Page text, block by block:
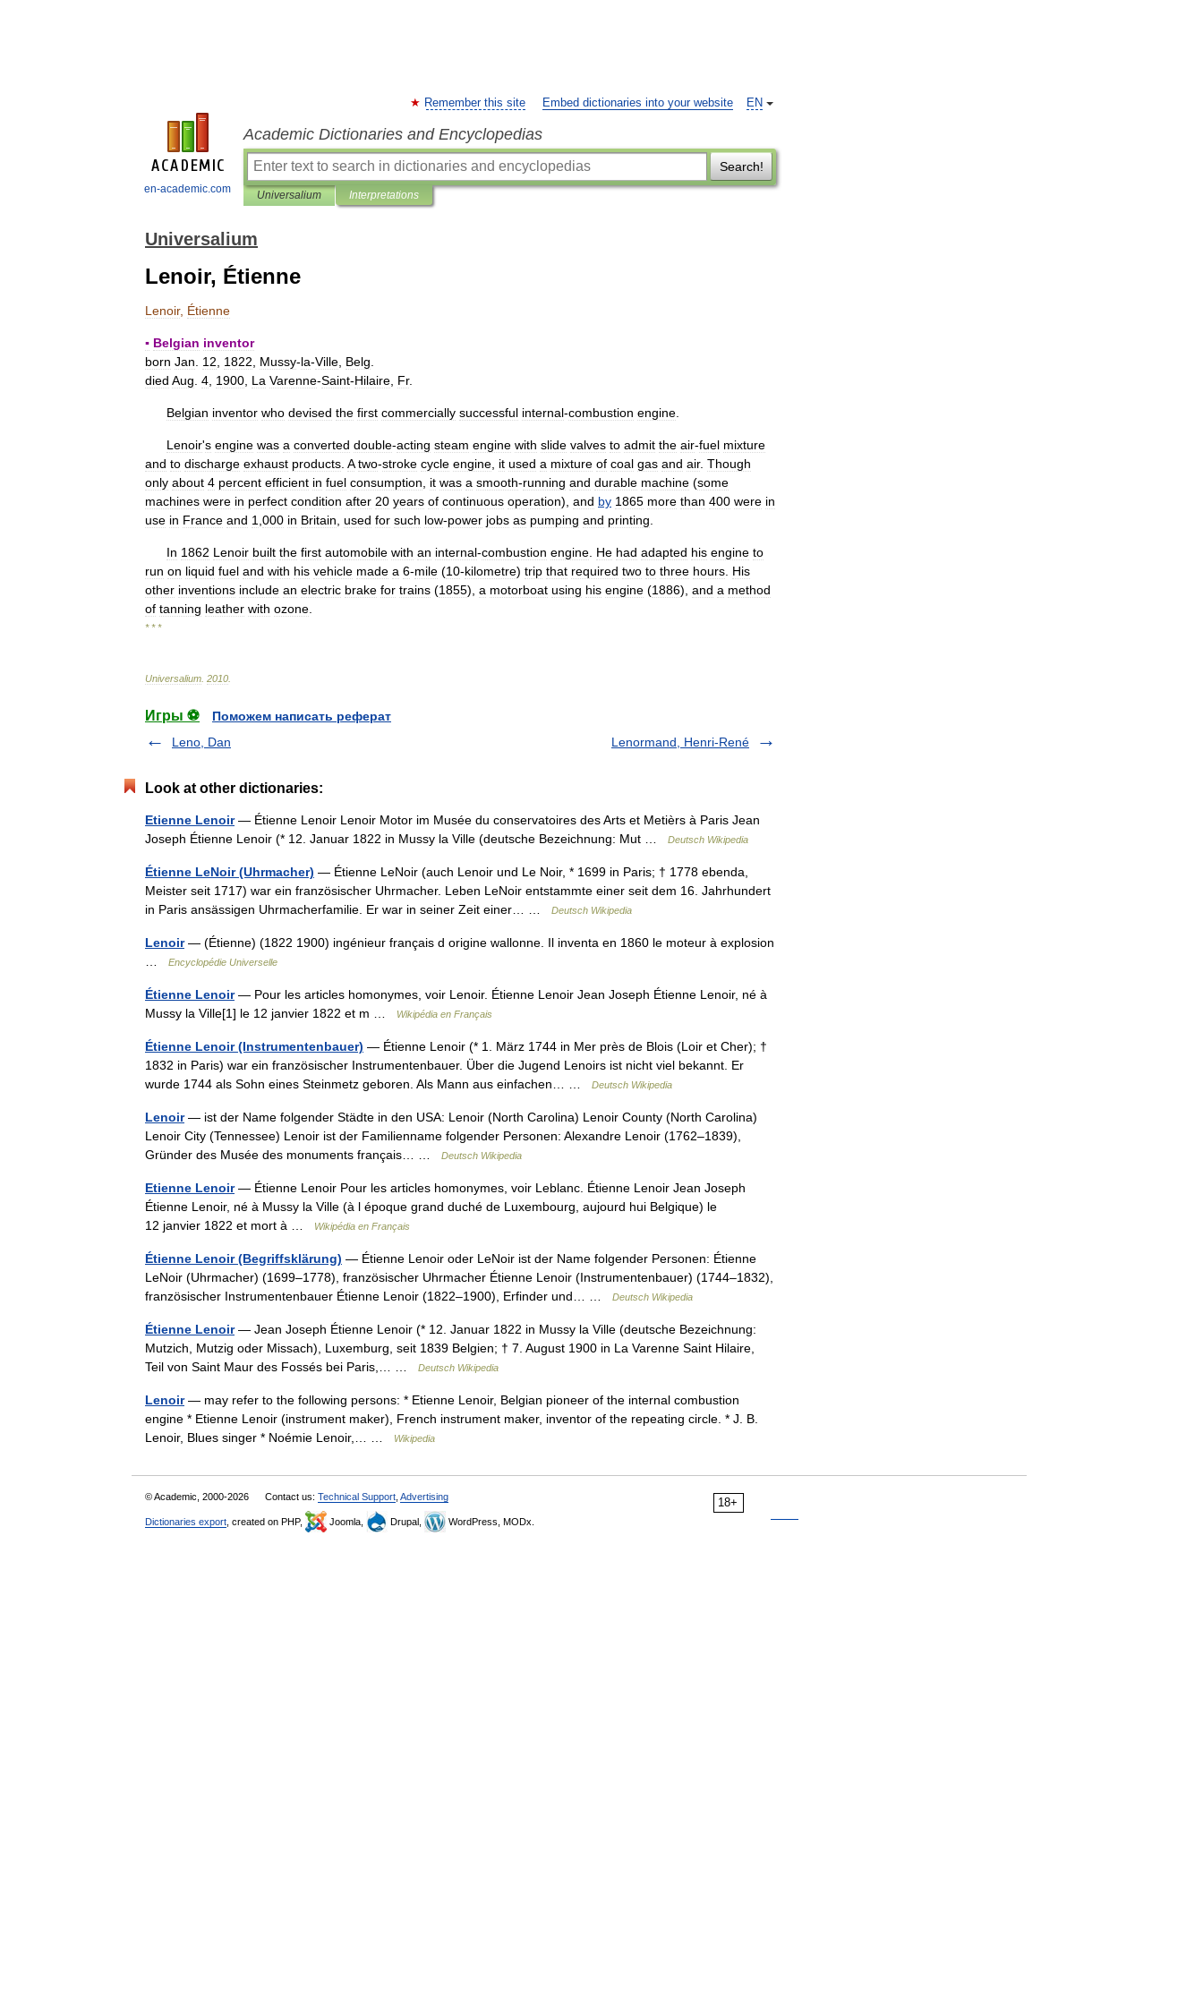
en-academic.com
EN
Remember this site Embed dictionaries into your website
Academic Dictionaries and Encyclopedias
Search!
Universalium Interpretations
Universalium
Lenoir, Étienne
Lenoir, Étienne
▪ Belgian inventor
born Jan 12 1822 Mussy-la-Ville Belg
died Aug 4 1900 La Varenne-Saint-Hilaire Fr.
Belgian inventor who devised the first commercially successful internal-combustion engine
Lenoir's engine was a converted double-acting steam engine with slide valves to admit the air-fuel mixture
and to discharge exhaust products A two-stroke cycle engine it used a mixture of coal gas and air. Though
only about 4 percent efficient in fuel consumption it was a smooth-running and durable machine (some
machines were in perfect condition after 20 years of continuous operation), and by 1865 more than 400 were in
use in France and 1 000 in Britain used for such low-power jobs as pumping and printing
In 1862 Lenoir built the first automobile with an internal-combustion engine He had adapted his engine to
run on liquid fuel and with his vehicle made a 6-mile (10-kilometre) trip that required two to three hours His
other inventions include an electric brake for trains (1855), a motorboat using his engine (1886), and a method
of tanning leather with ozone
* * *
Universalium 2010
Игры ⚽
Поможем написать реферат
Leno, Dan
Lenormand, Henri-René
Look at other dictionaries:
Etienne Lenoir— Étienne Lenoir Lenoir Motor im Musée du conservatoires des Arts et Metièrs à Paris Jean
Joseph Étienne Lenoir (* 12. Januar 1822 in Mussy la Ville (deutsche Bezeichnung: Mut …
Deutsch Wikipedia
Étienne LeNoir (Uhrmacher) — Étienne LeNoir (auch Lenoir und Le Noir, * 1699 in Paris; † 1778 ebenda,
Meister seit 1717) war ein französischer Uhrmacher. Leben LeNoir entstammte einer seit dem 16. Jahrhundert
in Paris ansässigen Uhrmacherfamilie. Er war in seiner Zeit einer… …
Deutsch Wikipedia
Lenoir— (Étienne) (1822 1900) ingénieur français d origine wallonne. Il inventa en 1860 le moteur à explosion
Encyclopédie Universelle
Étienne Lenoir— Pour les articles homonymes, voir Lenoir. Étienne Lenoir Jean Joseph Étienne Lenoir, né à
Mussy la Ville[1] le 12 janvier 1822 et m …
Wikipédia en Français
Étienne Lenoir (Instrumentenbauer) — Étienne Lenoir (* 1. März 1744 in Mer près de Blois (Loir et Cher); †
1832 in Paris) war ein französischer Instrumentenbauer. Über die Jugend Lenoirs ist nicht viel bekannt. Er
wurde 1744 als Sohn eines Steinmetz geboren. Als Mann aus einfachen… …
Deutsch Wikipedia
Lenoir— ist der Name folgender Städte in den USA: Lenoir (North Carolina) Lenoir County (North Carolina)
Lenoir City (Tennessee) Lenoir ist der Familienname folgender Personen: Alexandre Lenoir (1762–1839),
Gründer des Musée des monuments français… …
Deutsch Wikipedia
Etienne Lenoir— Étienne Lenoir Pour les articles homonymes, voir Leblanc. Étienne Lenoir Jean Joseph
Étienne Lenoir, né à Mussy la Ville (à l époque grand duché de Luxembourg, aujourd hui Belgique) le
12 janvier 1822 et mort à …
Wikipédia en Français
Étienne Lenoir (Begriffsklärung) — Étienne Lenoir oder LeNoir ist der Name folgender Personen: Étienne
LeNoir (Uhrmacher) (1699–1778), französischer Uhrmacher Étienne Lenoir (Instrumentenbauer) (1744–1832),
französischer Instrumentenbauer Étienne Lenoir (1822–1900), Erfinder und… …
Deutsch Wikipedia
Étienne Lenoir— Jean Joseph Étienne Lenoir (* 12. Januar 1822 in Mussy la Ville (deutsche Bezeichnung:
Mutzich, Mutzig oder Missach), Luxemburg, seit 1839 Belgien; † 7. August 1900 in La Varenne Saint Hilaire,
Teil von Saint Maur des Fossés bei Paris,… …
Deutsch Wikipedia
Lenoir— may refer to the following persons: * Etienne Lenoir, Belgian pioneer of the internal combustion
engine * Etienne Lenoir (instrument maker), French instrument maker, inventor of the repeating circle. * J. B.
Lenoir, Blues singer * Noémie Lenoir,… …
Wikipedia
18+
© Academic, 2000-2026 Contact us: Technical Support Advertising
Dictionaries export , created on PHP, Joomla, Drupal, WordPress, MODx.